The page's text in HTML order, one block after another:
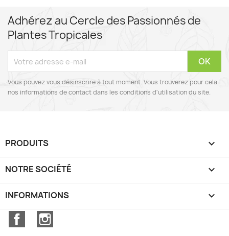
Adhérez au Cercle des Passionnés de
Plantes Tropicales
Vous pouvez vous désinscrire à tout moment. Vous trouverez pour cela
nos informations de contact dans les conditions d'utilisation du site.
PRODUITS 
NOTRE SOCIÉTÉ 
INFORMATIONS keyboard_arrow_down
Facebook